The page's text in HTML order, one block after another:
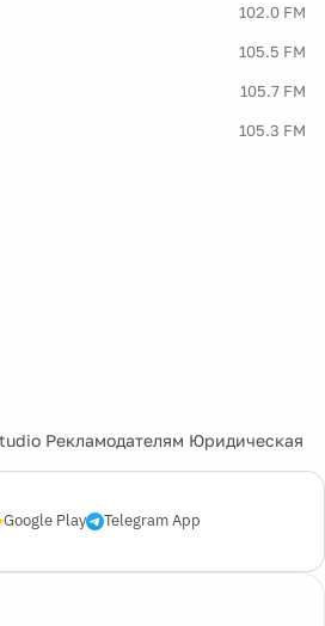
102.0 FM
105.5 FM
105.7 FM
105.3 FM
Рекламодателям Юридическая
Google Play Telegram App